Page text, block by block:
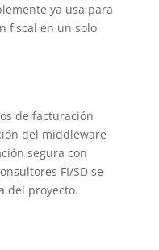
ya usa para
fiscal en un solo
de facturación
del middleware
segura con
FI/SD se
del proyecto.